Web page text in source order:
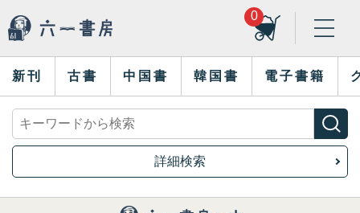
0
新刊 古書 中国書 韓国書 電子書籍
詳細検索